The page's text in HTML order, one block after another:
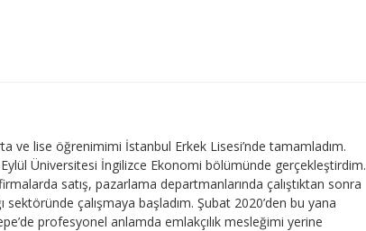
ve lise öğrenimimi İstanbul Erkek Lisesi’nde tamamladım.
Üniversitesi İngilizce Ekonomi bölümünde gerçekleştirdim.
satış, pazarlama departmanlarında çalıştıktan sonra
sektöründe çalışmaya başladım. Şubat 2020’den bu yana
profesyonel anlamda emlakçılık mesleğimi yerine
Gayrettepe Binalar
Bayındırı Sokak Mecidiye Apartmanı